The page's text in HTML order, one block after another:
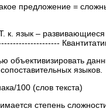
предложение =
язык – развивающиеся
объективизировать
языков.
100 (слов текста)
степень